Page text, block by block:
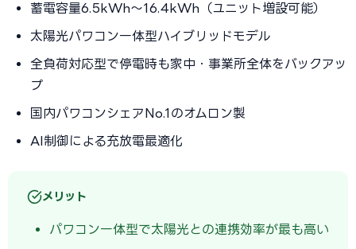
蓄電容量6.5kWh〜16.4kWh（ユニット増設可能）
太陽光パワコン一体型ハイブリッドモデル
全負荷対応型で停電時も家中・事業所全体をバックアッ
プ
国内パワコンシェアNo.1のオムロン製
AI制御による充放電最適化
メリット
パワコン一体型で太陽光との連携効率が最も高い